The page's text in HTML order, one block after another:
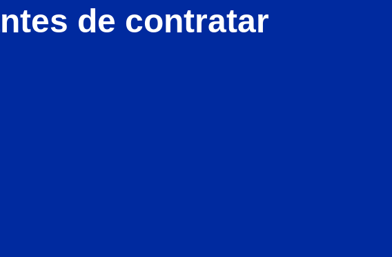
de contratar